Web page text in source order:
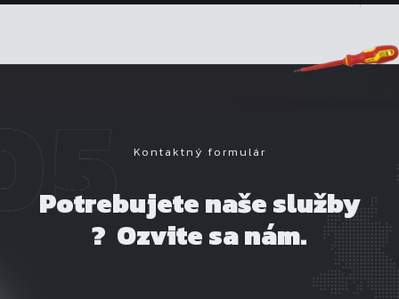
Kontaktný formulár
Potrebujete naše služby
? Ozvite sa nám.